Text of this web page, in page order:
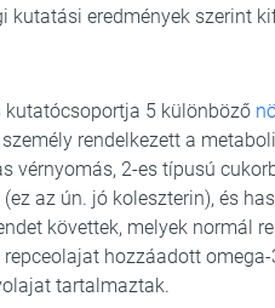
kutatási eredmények szerint
kutatócsoportja 5 különböző
rendelkezett a
vérnyomás, 2-es típusú
az ún. jó koleszterin), és
követtek, melyek normál
hozzáadott
tartalmaztak.